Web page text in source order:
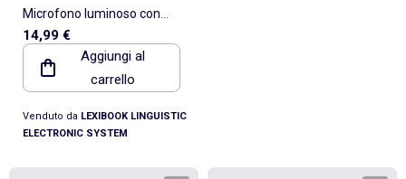
Microfono luminoso con
melodie ed effetti sonori
14,99 €
Aggiungi al
carrello
Venduto da LEXIBOOK LINGUISTIC
ELECTRONIC SYSTEM